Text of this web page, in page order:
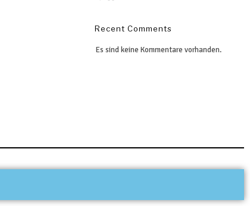
Recent Comments
Es sind keine Kommentare vorhanden.